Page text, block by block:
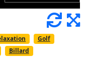
Golf
Billard